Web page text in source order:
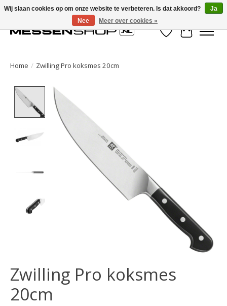
Verlanglijst
Home / Zwilling Pro koksmes 20cm
Product image slideshow Items
Zwilling Pro koksmes
20cm
Wij slaan cookies op om onze website te verbeteren. Is dat akkoord?
Ja
Nee
Meer over cookies »